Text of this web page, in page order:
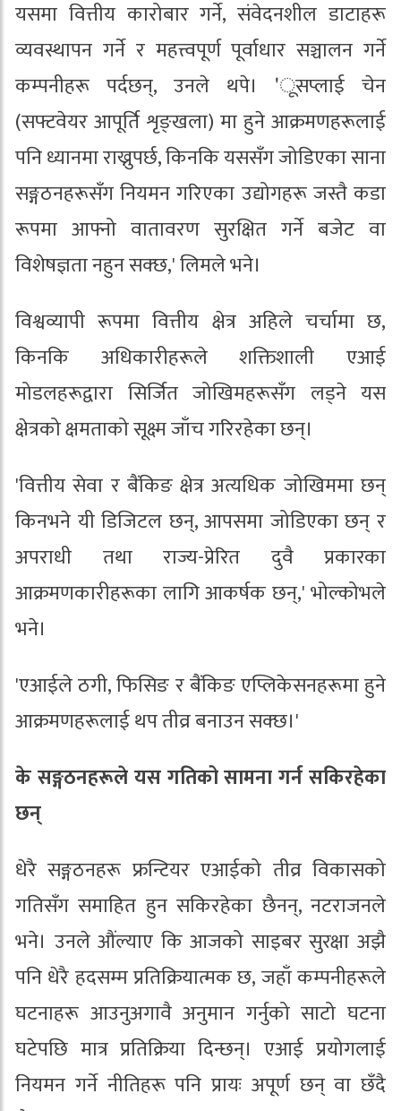
यसमा वित्तीय कारोबार गर्ने, संवेदनशील डाटाहरू
व्यवस्थापन गर्ने र महत्त्वपूर्ण पूर्वाधार सञ्चालन गर्ने
कम्पनीहरू पर्दछन्, उनले थपे। 'ूसप्लाई चेन
(सफ्टवेयर आपूर्ति शृङ्खला) मा हुने आक्रमणहरूलाई
पनि ध्यानमा राख्नुपर्छ, किनकि यससँग जोडिएका साना
सङ्गठनहरूसँग नियमन गरिएका उद्योगहरू जस्तै कडा
रूपमा आफ्नो वातावरण सुरक्षित गर्ने बजेट वा
विशेषज्ञता नहुन सक्छ,' लिमले भने।
विश्वव्यापी रूपमा वित्तीय क्षेत्र अहिले चर्चामा छ,
किनकि अधिकारीहरूले शक्तिशाली एआई
मोडलहरूद्वारा सिर्जित जोखिमहरूसँग लड्ने यस
क्षेत्रको क्षमताको सूक्ष्म जाँच गरिरहेका छन्।
'वित्तीय सेवा र बैंकिङ क्षेत्र अत्यधिक जोखिममा छन्
किनभने यी डिजिटल छन्, आपसमा जोडिएका छन् र
अपराधी तथा राज्य-प्रेरित दुवै प्रकारका
आक्रमणकारीहरूका लागि आकर्षक छन्,' भोल्कोभले
भने।
'एआईले ठगी, फिसिङ र बैंकिङ एप्लिकेसनहरूमा हुने
आक्रमणहरूलाई थप तीव्र बनाउन सक्छ।'
के सङ्गठनहरूले यस गतिको सामना गर्न सकिरहेका
छन्
धेरै सङ्गठनहरू फ्रन्टियर एआईको तीव्र विकासको
गतिसँग समाहित हुन सकिरहेका छैनन्, नटराजनले
भने। उनले औंल्याए कि आजको साइबर सुरक्षा अझै
पनि धेरै हदसम्म प्रतिक्रियात्मक छ, जहाँ कम्पनीहरूले
घटनाहरू आउनुअगावै अनुमान गर्नुको साटो घटना
घटेपछि मात्र प्रतिक्रिया दिन्छन्। एआई प्रयोगलाई
नियमन गर्ने नीतिहरू पनि प्रायः अपूर्ण छन् वा छँदै